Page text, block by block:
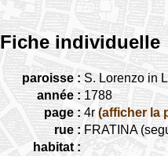
Fiche individuelle
paroisse : S. Lorenzo in
année : 1788
page : 4r (afficher la
rue : FRATINA
habitat :